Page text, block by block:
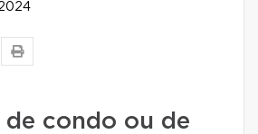
de condo ou de